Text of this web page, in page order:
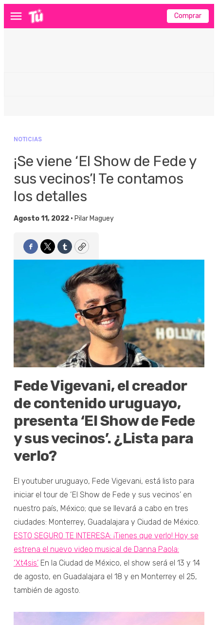
Menú Comprar
NOTICIAS
¡Se viene ‘El Show de Fede y
sus vecinos’! Te contamos
los detalles
Agosto 11, 2022 • Pilar Maguey
Facebook
TwitterTumblrCopy
Fede Vigevani, el creador
de contenido uruguayo,
presenta ‘El Show de Fede
y sus vecinos’. ¿Lista para
verlo?
El youtuber uruguayo, Fede Vigevani, está listo para
iniciar el tour de ‘El Show de Fede y sus vecinos’ en
nuestro país, México; que se llevará a cabo en tres
ciudades: Monterrey, Guadalajara y Ciudad de México.
ESTO SEGURO TE INTERESA: ¡Tienes que verlo! Hoy se
estrena el nuevo video musical de Danna Paola:
‘Xt4sis’ En la Ciudad de México, el show será el 13 y 14
de agosto, en Guadalajara el 18 y en Monterrey el 25,
también de agosto.